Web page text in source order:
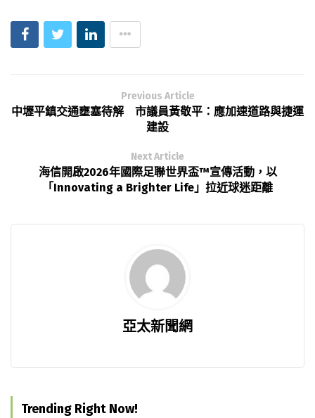
Previous Article
中壢平鎮交通壅塞待解 市議員黃敬平：應加速道路與捷運
建設
Next Article
海信開啟2026年國際足聯世界盃™宣傳活動，以
「Innovating a Brighter Life」拉近球迷距離
亞太新聞網
Trending Right Now!